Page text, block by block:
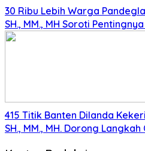
30 Ribu Lebih Warga
SH., MM., MH Soroti
415 Titik Banten Dilanda
SH., MM., MH. Dorong